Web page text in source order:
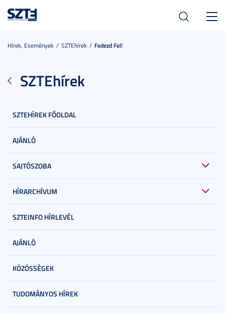
Hírek, Események SZTEhírek Fedezd Fel!
SZTEhírek
SZTEHÍREK FŐOLDAL
AJÁNLÓ
SAJTÓSZOBA
HÍRARCHÍVUM
SZTEINFO HÍRLEVÉL
AJÁNLÓ
KÖZÖSSÉGEK
TUDOMÁNYOS HÍREK